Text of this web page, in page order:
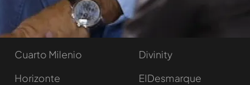
First Dates
En boca de todos
Cuarto Milenio
Horizonte
Mediaset Infinity
Divinity
ElDesmarque